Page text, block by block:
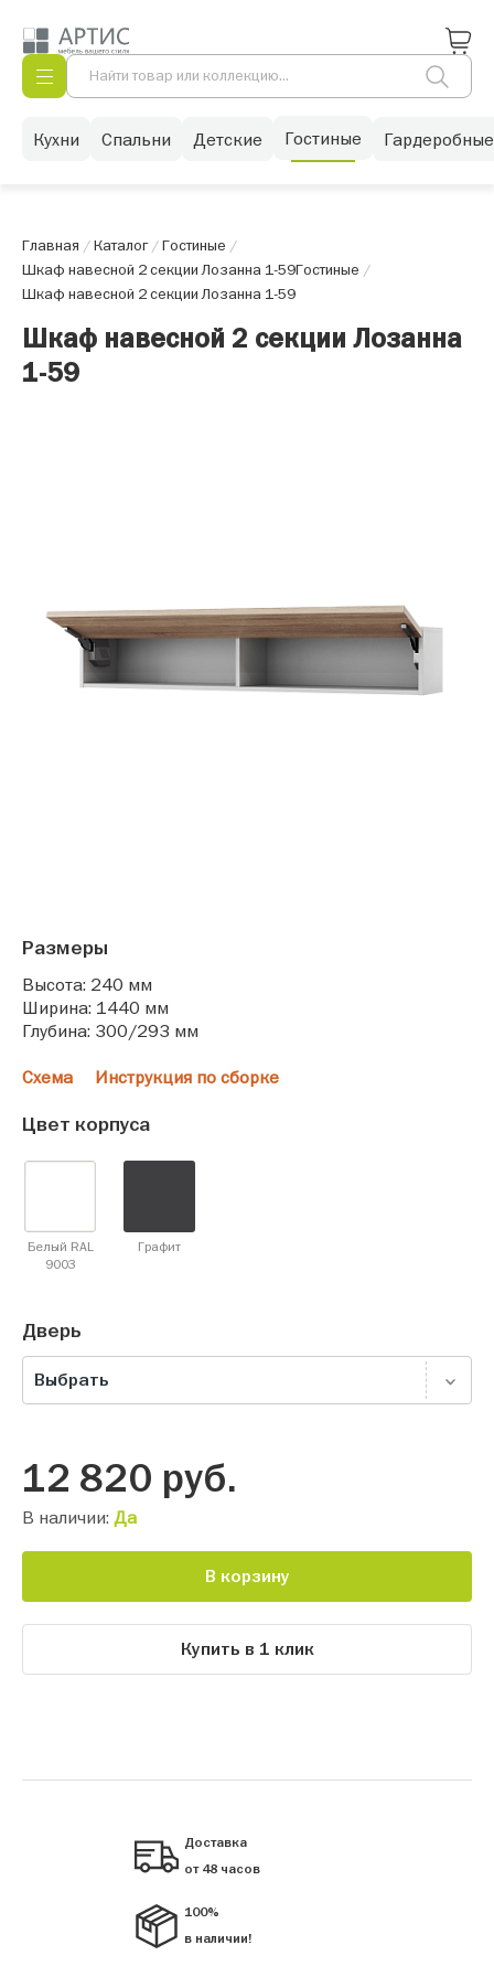
Кухни Спальни Детские Гостиные Гардеробные
Главная /Каталог/Гостиные /
Шкаф навесной 2 секции Лозанна 1-59Гостиные /
Шкаф навесной 2 секции Лозанна 1-59
Шкаф навесной 2 секции Лозанна
1-59
Размеры
Высота: 240 мм
Ширина: 1440 мм
Глубина: 300/293 мм
Схема Инструкция по сборке
Цвет корпуса
Белый RAL
9003
Графит
Дверь
Выбрать
12 820 руб.
В наличии: Да
В корзину
Купить в 1 клик
Доставка
от 48 часов
100%
в наличии!